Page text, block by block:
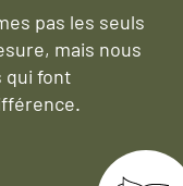
pas les seuls
mais nous
qui font